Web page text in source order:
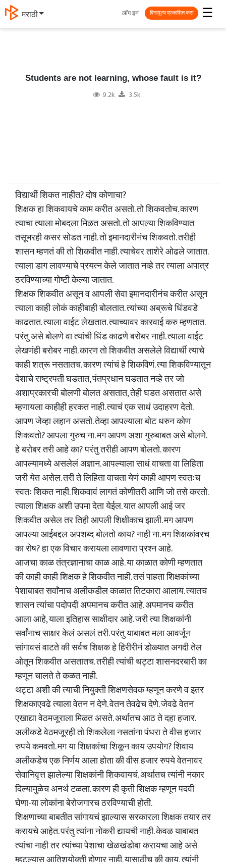
मराठी ☰
लॉग इन विनामूल्य प्रकाशित करा
Students are not learning, whose fault is it?
9.2k 3.5k
विद्यार्थी शिकत नाहीत? दोष कोणाचा?
शिक्षक हा शिकवायचे काम करीत असतो. तो शिकवतोच. कारण
त्याचा त्याला मोबदला मिळत असतो. तो आपल्या शिकविण्यात
तसूभरही कसर सोडत नाही. तो इमानदारीनंच शिकवतो. तरीही
शासन म्हणतं की तो शिकवीत नाही. त्याचेवर ताशेरे ओढले जातात.
त्याला डाग लावण्याचे प्रयत्न केले जातात नव्हे तर त्याला अपात्र
ठरविण्याच्या गोष्टी केल्या जातात.
शिक्षक शिकवीत असून व आपली सेवा इमानदारीनंच करीत असून
त्याला काही लोकं काहीबाही बोलतात. त्यांच्या अब्रूचे धिंडवडे
काढतात. त्याला वाईट लेखतात. त्याच्यावर कारवाई करु म्हणतात.
परंतु असे बोलणे वा त्यांची धिंड काढणे बरोबर नाही. त्याला वाईट
लेखणंही बरोबर नाही. कारण तो शिकवीत असलेले विद्यार्थी त्याचे
काही शत्रू नसतातच. कारण त्यांचं हे शिकविणं. त्या शिकविण्यातून
देशाचे राष्ट्रपती घडतात, पंतप्रधान घडतात नव्हे तर जो
अशाप्रकारची बोलणी बोलत असतात, तेही घडत असतात असे
म्हणायला काहीही हरकत नाही. त्याचं एक साधं उदाहरण देतो.
आपण जेव्हा लहान असतो. तेव्हा आपल्याला बोट धरुन कोण
शिकवतो? आपला गुरुच ना. मग आपण अशा गुरुबाबत असे बोलणे.
हे बरोबर तरी आहे का? परंतु तरीही आपण बोलतो. कारण
आपल्यामध्ये असलेलं अज्ञान. आपल्याला साधं वाचता वा लिहिता
जरी येत असेल. तरी ते लिहिता वाचता येणं काही आपण स्वतःच
स्वतः शिकत नाही. शिकवावं लागतं कोणीतरी आणि जो तसे करतो.
त्याला शिक्षक अशी उपमा देता येईल. यात आपली आई जर
शिकवीत असेल तर तिही आपली शिक्षीकाच झाली. मग आपण
आपल्या आईबद्दल अपशब्द बोलतो काय? नाही ना. मग शिक्षकांवरच
का रोष? हा एक विचार करायला लावणारा प्रश्न आहे.
आजचा काळ तंत्रज्ञानाचा काळ आहे. या काळात कोणी म्हणतात
की काही काही शिक्षक हे शिकवीत नाही. तसं पाहता शिक्षकांच्या
पेशाबाबत सर्वांनाच अलीकडील काळात तिटकारा आलाय. त्यातच
शासन त्यांचा पदोपदी अपमानच करीत आहे. अपमानच करीत
आला आहे, याला इतिहास साक्षीदार आहे. जरी त्या शिक्षकांनी
सर्वांनाच साक्षर केलं असलं तरी. परंतु याबाबत मला आवर्जून
सांगावसं वाटते की सर्वच शिक्षक हे हिरीरीनं डोळ्यात अगदी तेल
ओतून शिकवीत असतातच. तरीही त्यांची थट्टा शासनदरबारी का
म्हणून चालते ते कळत नाही.
थट्टा अशी की त्याची नियुक्ती शिक्षणसेवक म्हणून करणे व इतर
शिक्षकाएवढे त्याला वेतन न देणे. वेतन तेवढेच देणे. जेवढे वेतन
एखाद्या वेठमजूराला मिळत असते. अर्थातच आठ ते दहा हजार.
अलीकडे वेठमजूरही तो शिकलेला नसतांना पंधरा ते वीस हजार
रुपये कमवतो. मग या शिक्षकांचा शिकून काय उपयोग? शिवाय
अलीकडेच एक निर्णय आला होता की वीस हजार रुपये वेतनावर
सेवानिवृत्त झालेल्या शिक्षकांनी शिकवायचं. अर्थातच त्यांनी नकार
दिल्यामुळेच अनर्थ टळला. कारण ही कृती शिक्षक म्हणून पदवी
घेणा-या लोकांना बेरोजगारच ठरविण्याची होती.
शिक्षणाच्या बाबतीत सांगायचं झाल्यास सरकारला शिक्षक तयार तर
करायचे आहेत. परंतु त्यांना नोकरी द्यायची नाही. केवळ याबाबत
त्यांचा नाही तर त्यांच्या पेशाचा खेळखंडोबा करायचा आहे असे